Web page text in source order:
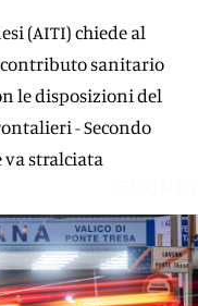
(AITI) chiede al
contributo sanitario
le disposizioni del
- Secondo
va stralciata